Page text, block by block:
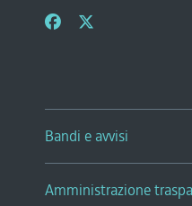
Bandi e avvisi
Amministrazione